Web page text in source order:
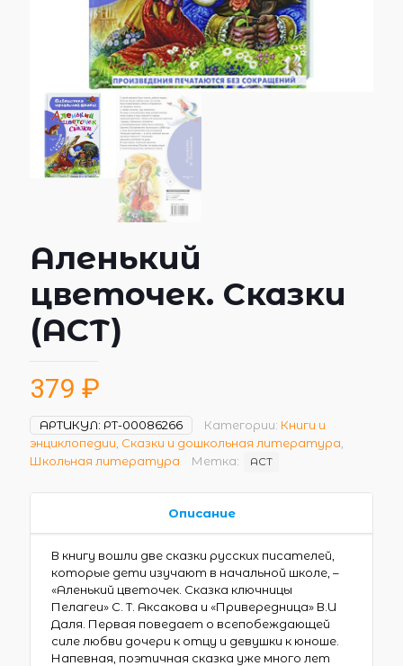
Аленький
цветочек. Сказки
(АСТ)
379 ₽
АРТИКУЛ: РТ-00086266 Категории: Книги и
энциклопедии Сказки и дошкольная литература
Школьная литература
Метка: АСТ
Описание
В книгу вошли две сказки русских писателей,
которые дети изучают в начальной школе, –
«Аленький цветочек. Сказка ключницы
Пелагеи» С. Т. Аксакова и «Привередница» В.И
Даля. Первая поведает о всепобеждающей
силе любви дочери к отцу и девушки к юноше.
Напевная, поэтичная сказка уже много лет